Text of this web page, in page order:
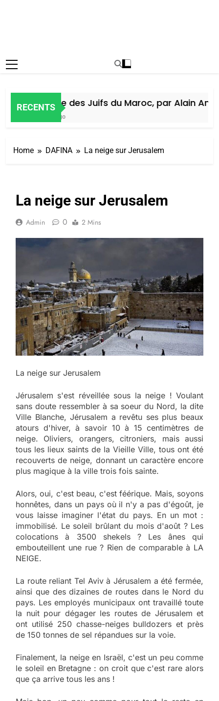
RECENTS
Histoire des Juifs du Maroc, par Alain Amiel
Home DAFINA La neige sur Jerusalem
La neige sur Jerusalem
Admin 0 2 Mins
La neige sur Jerusalem
Jérusalem s'est réveillée sous la neige ! Voulant
sans doute ressembler à sa soeur du Nord, la dite
Ville Blanche, Jérusalem a revêtu ses plus beaux
atours d'hiver, à savoir 10 à 15 centimètres de
neige. Oliviers, orangers, citroniers, mais aussi
tous les lieux saints de la Vieille Ville, tous ont été
recouverts de neige, donnant un caractère encore
plus magique à la ville trois fois sainte.
Alors, oui, c'est beau, c'est féérique. Mais, soyons
honnêtes, dans un pays où il n'y a pas d'égoût, je
vous laisse imaginer l'état du pays. En un mot :
immobilisé. Le soleil brûlant du mois d'août ? Les
colocations à 3500 shekels ? Les ânes qui
embouteillent une rue ? Rien de comparable à LA
NEIGE.
La route reliant Tel Aviv à Jérusalem a été fermée,
ainsi que des dizaines de routes dans le Nord du
pays. Les employés municipaux ont travaillé toute
la nuit pour dégager les routes de Jérusalem et
ont utilisé 250 chasse-neiges bulldozers et près
de 150 tonnes de sel répandues sur la voie.
Finalement, la neige en Israël, c'est un peu comme
le soleil en Bretagne : on croit que c'est rare alors
que ça arrive tous les ans !